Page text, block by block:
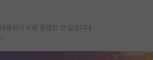
몰되기 쉬운 환경인 것 같습니다